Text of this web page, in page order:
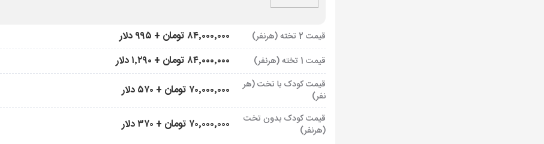
قیمت 2 تخته (هرنفر) ۸۴٬۰۰۰٬۰۰۰ تومان + ۹۹۵ دلار
قیمت 1 تخته (هرنفر) ۸۴٬۰۰۰٬۰۰۰ تومان + ۱٬۲۹۰ دلار
قیمت کودک با تخت (هر
نفر)
۷۰٬۰۰۰٬۰۰۰ تومان + ۵۷۰ دلار
قیمت کودک بدون تخت
(هرنفر)
۷۰٬۰۰۰٬۰۰۰ تومان + ۳۷۰ دلار